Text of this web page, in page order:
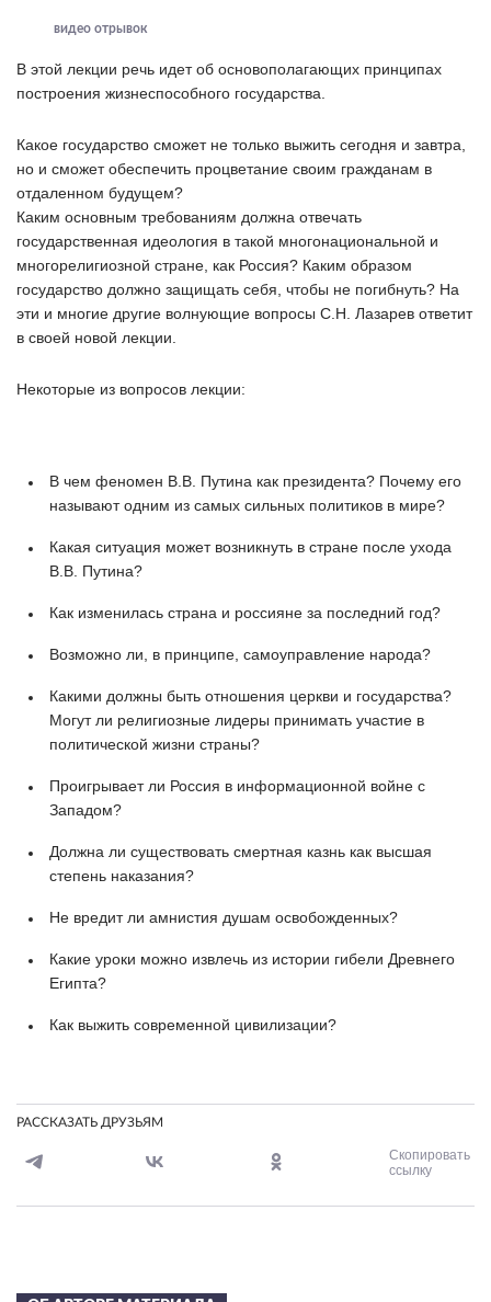
видео отрывок
В этой лекции речь идет об основополагающих принципах
построения жизнеспособного государства.
Какое государство сможет не только выжить сегодня и завтра,
но и сможет обеспечить процветание своим гражданам в
отдаленном будущем?
Каким основным требованиям должна отвечать
государственная идеология в такой многонациональной и
многорелигиозной стране, как Россия? Каким образом
государство должно защищать себя, чтобы не погибнуть? На
эти и многие другие волнующие вопросы С.Н. Лазарев ответит
в своей новой лекции.
Некоторые из вопросов лекции:
В чем феномен В.В. Путина как президента? Почему его
называют одним из самых сильных политиков в мире?
Какая ситуация может возникнуть в стране после ухода
В.В. Путина?
Как изменилась страна и россияне за последний год?
Возможно ли, в принципе, самоуправление народа?
Какими должны быть отношения церкви и государства?
Могут ли религиозные лидеры принимать участие в
политической жизни страны?
Проигрывает ли Россия в информационной войне с
Западом?
Должна ли существовать смертная казнь как высшая
степень наказания?
Не вредит ли амнистия душам освобожденных?
Какие уроки можно извлечь из истории гибели Древнего
Египта?
Как выжить современной цивилизации?
РАССКАЗАТЬ ДРУЗЬЯМ
Скопировать
ссылку